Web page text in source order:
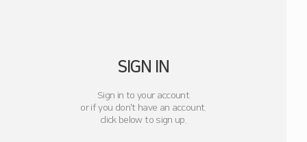
SIGN IN
Sign in to your account
or if you don't have an account.
click below to sign up.